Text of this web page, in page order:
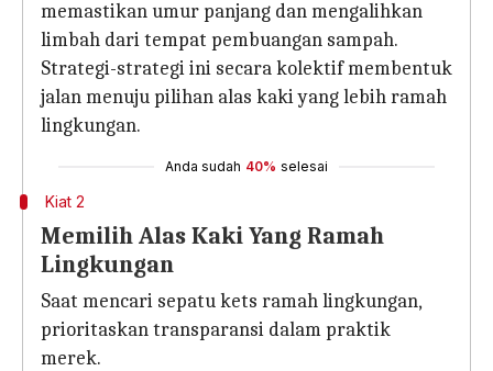
memastikan umur panjang dan mengalihkan
limbah dari tempat pembuangan sampah.
Strategi-strategi ini secara kolektif membentuk
jalan menuju pilihan alas kaki yang lebih ramah
lingkungan.
Anda sudah 40% selesai
Kiat 2
Memilih Alas Kaki Yang Ramah
Lingkungan
Saat mencari sepatu kets ramah lingkungan,
prioritaskan transparansi dalam praktik
merek.